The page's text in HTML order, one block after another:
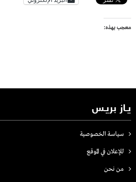
معجب بهذه:
يـاز بريـس
سياسة الخصوصية
للإعلان في الموقع
من نحن